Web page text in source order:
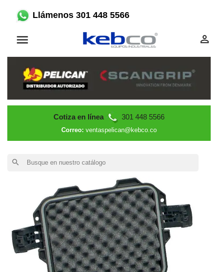
Llámenos 301 448 5566
 
Cotiza en línea 301 448 5566
Correo: ventaspelican@kebco.co
search